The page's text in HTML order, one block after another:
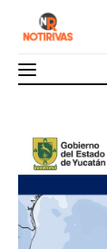
0 Comments